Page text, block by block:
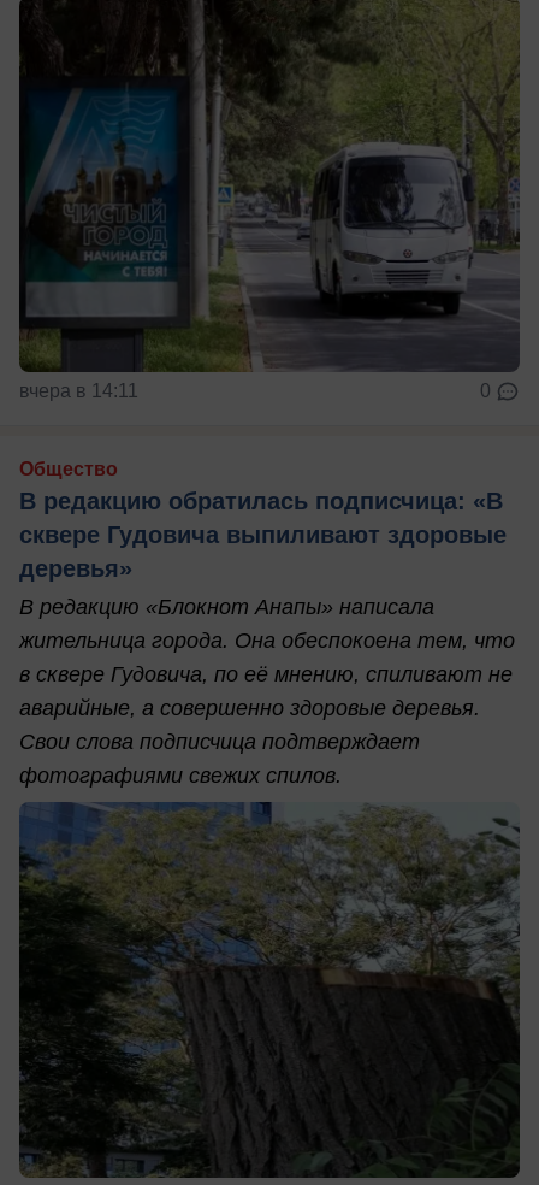
вчера в 14:11 0
Общество
В редакцию обратилась подписчица: «В
сквере Гудовича выпиливают здоровые
деревья»
В редакцию «Блокнот Анапы» написала
жительница города. Она обеспокоена тем, что
в сквере Гудовича, по её мнению, спиливают не
аварийные, а совершенно здоровые деревья.
Свои слова подписчица подтверждает
фотографиями свежих спилов.